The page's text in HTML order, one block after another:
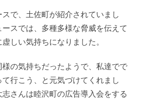
で、土佐町が紹介されていまし
スでは、多種多様な脅威を伝えて
しい気持ちになりました。
の気持ちだったようで、私達でで
行こう、と元気づけてくれまし
さんは睦沢町の広告導入会をする